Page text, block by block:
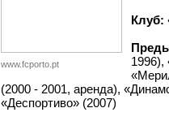
www.fcporto.pt
Клуб:
1996),
(2000 - 2001, аренда),
«Деспортиво» (2007)